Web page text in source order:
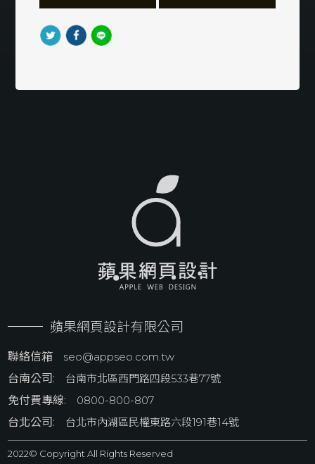
食品/飲料/餐廳
蘋果網頁設計有限公司
聯絡信箱 seo@appseo.com.tw
免付費專線: 0800-800-807
台南公司: 台南市北區西門路四段533巷77號
台北公司: 台北市內湖區民權東路六段191巷14號
2022© Copyright All Rights Reserved